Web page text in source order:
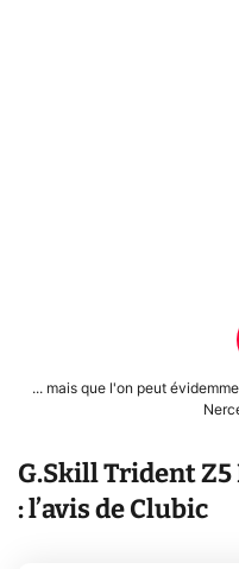
... mais que l'on peut
G.Skill Trident Z5
: l’avis de Clubic